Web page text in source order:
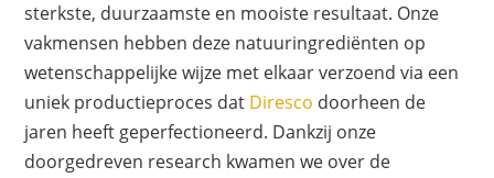
sterkste, duurzaamste en mooiste resultaat. Onze
vakmensen hebben deze natuuringrediënten op
wetenschappelijke wijze met elkaar verzoend via een
uniek productieproces dat Diresco doorheen de
jaren heeft geperfectioneerd. Dankzij onze
doorgedreven research kwamen we over de